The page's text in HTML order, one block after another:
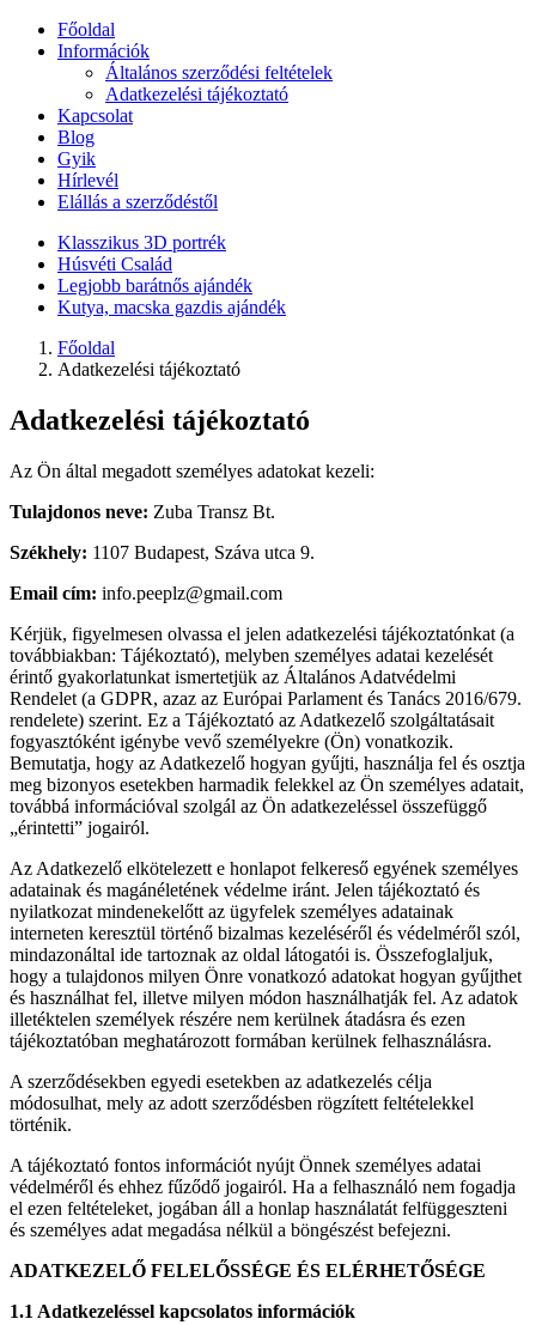
Főoldal
Információk
Általános szerződési feltételek
Adatkezelési tájékoztató
Kapcsolat
Blog
Gyik
Hírlevél
Elállás a szerződéstől
Klasszikus 3D portrék
Húsvéti Család
Legjobb barátnős ajándék
Kutya, macska gazdis ajándék
Főoldal
Adatkezelési tájékoztató
Adatkezelési tájékoztató
Az Ön által megadott személyes adatokat kezeli:
Tulajdonos neve: Zuba Transz Bt.
Székhely: 1107 Budapest, Száva utca 9.
Email cím: info.peeplz@gmail.com
Kérjük, figyelmesen olvassa el jelen adatkezelési tájékoztatónkat (a
továbbiakban: Tájékoztató), melyben személyes adatai kezelését
érintő gyakorlatunkat ismertetjük az Általános Adatvédelmi
Rendelet (a GDPR, azaz az Európai Parlament és Tanács 2016/679.
rendelete) szerint. Ez a Tájékoztató az Adatkezelő szolgáltatásait
fogyasztóként igénybe vevő személyekre (Ön) vonatkozik.
Bemutatja, hogy az Adatkezelő hogyan gyűjti, használja fel és osztja
meg bizonyos esetekben harmadik felekkel az Ön személyes adatait,
továbbá információval szolgál az Ön adatkezeléssel összefüggő
„érintetti” jogairól.
Az Adatkezelő elkötelezett e honlapot felkereső egyének személyes
adatainak és magánéletének védelme iránt. Jelen tájékoztató és
nyilatkozat mindenekelőtt az ügyfelek személyes adatainak
interneten keresztül történő bizalmas kezeléséről és védelméről szól,
mindazonáltal ide tartoznak az oldal látogatói is. Összefoglaljuk,
hogy a tulajdonos milyen Önre vonatkozó adatokat hogyan gyűjthet
és használhat fel, illetve milyen módon használhatják fel. Az adatok
illetéktelen személyek részére nem kerülnek átadásra és ezen
tájékoztatóban meghatározott formában kerülnek felhasználásra.
A szerződésekben egyedi esetekben az adatkezelés célja
módosulhat, mely az adott szerződésben rögzített feltételekkel
történik.
A tájékoztató fontos információt nyújt Önnek személyes adatai
védelméről és ehhez fűződő jogairól. Ha a felhasználó nem fogadja
el ezen feltételeket, jogában áll a honlap használatát felfüggeszteni
és személyes adat megadása nélkül a böngészést befejezni.
ADATKEZELŐ FELELŐSSÉGE ÉS ELÉRHETŐSÉGE
1.1 Adatkezeléssel kapcsolatos információk